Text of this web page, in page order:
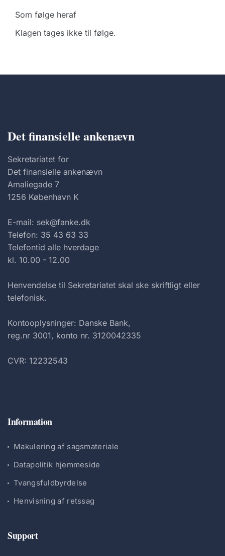
Som følge heraf
Klagen tages ikke til følge.
Det finansielle ankenævn
Sekretariatet for
Det finansielle ankenævn
Amaliegade 7
1256 København K
E-mail: sek@fanke.dk
Telefon: 35 43 63 33
Telefontid alle hverdage
kl. 10.00 - 12.00
Henvendelse til Sekretariatet skal ske skriftligt eller
telefonisk.
Kontooplysninger: Danske Bank,
reg.nr 3001, konto nr. 3120042335
CVR: 12232543
Information
Makulering af sagsmateriale
Datapolitik hjemmeside
Tvangsfuldbyrdelse
Henvisning af retssag
Support